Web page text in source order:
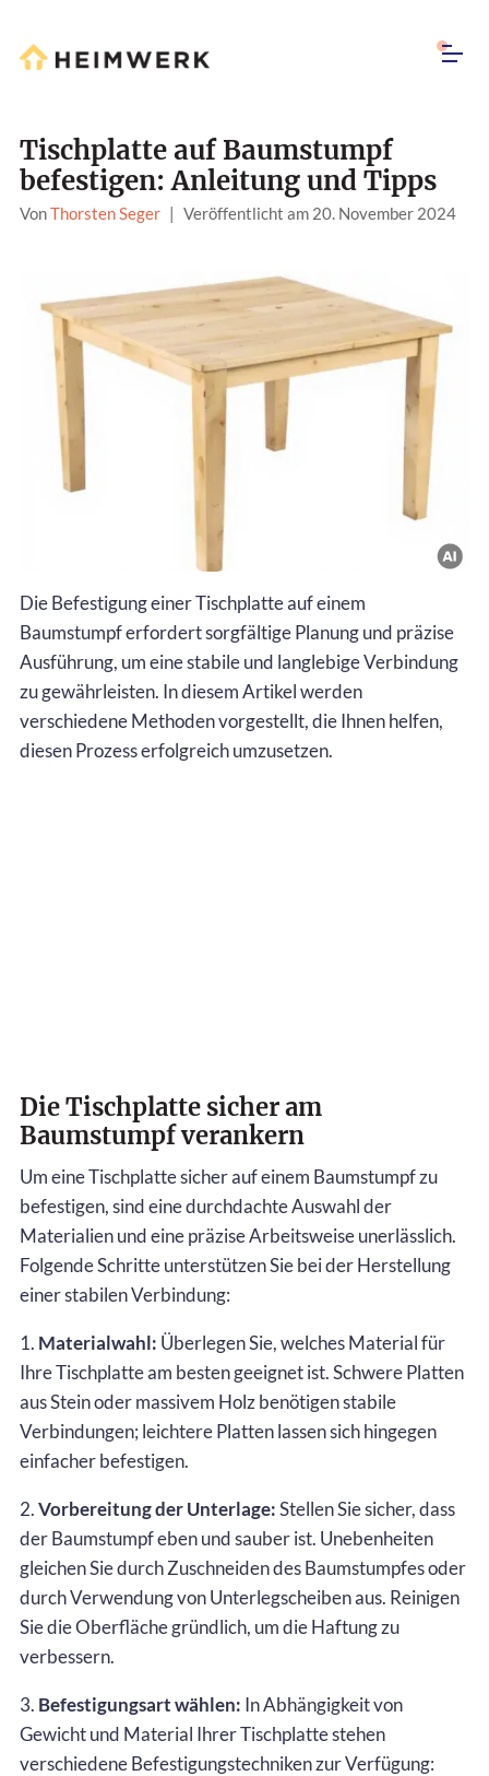
Tischplatte auf Baumstumpf
befestigen: Anleitung und Tipps
VonThorsten Seger | Veröffentlicht am 20. November 2024
Die Befestigung einer Tischplatte auf einem
Baumstumpf erfordert sorgfältige Planung und präzise
Ausführung, um eine stabile und langlebige Verbindung
zu gewährleisten. In diesem Artikel werden
verschiedene Methoden vorgestellt, die Ihnen helfen,
diesen Prozess erfolgreich umzusetzen.
Die Tischplatte sicher am
Baumstumpf verankern
Um eine Tischplatte sicher auf einem Baumstumpf zu
befestigen, sind eine durchdachte Auswahl der
Materialien und eine präzise Arbeitsweise unerlässlich.
Folgende Schritte unterstützen Sie bei der Herstellung
einer stabilen Verbindung:
1. Materialwahl: Überlegen Sie, welches Material für
Ihre Tischplatte am besten geeignet ist. Schwere Platten
aus Stein oder massivem Holz benötigen stabile
Verbindungen; leichtere Platten lassen sich hingegen
einfacher befestigen.
2.Vorbereitung der Unterlage:Stellen Sie sicher, dass
der Baumstumpf eben und sauber ist. Unebenheiten
gleichen Sie durch Zuschneiden des Baumstumpfes oder
durch Verwendung von Unterlegscheiben aus. Reinigen
Sie die Oberfläche gründlich, um die Haftung zu
verbessern.
3. Befestigungsart wählen: In Abhängigkeit von
Gewicht und Material Ihrer Tischplatte stehen
verschiedene Befestigungstechniken zur Verfügung: